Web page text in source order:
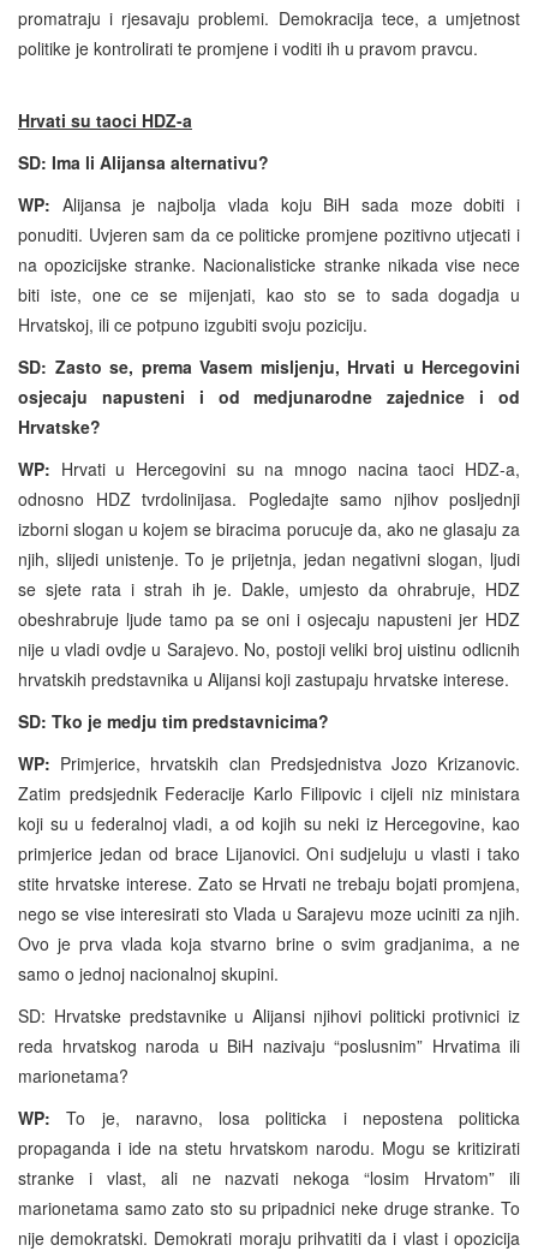
promatraju i rjesavaju problemi. Demokracija tece, a umjetnost
politike je kontrolirati te promjene i voditi ih u pravom pravcu.
Hrvati su taoci HDZ-a
SD: Ima li Alijansa alternativu?
WP: Alijansa je najbolja vlada koju BiH sada moze dobiti i
ponuditi. Uvjeren sam da ce politicke promjene pozitivno utjecati i
na opozicijske stranke. Nacionalisticke stranke nikada vise nece
biti iste, one ce se mijenjati, kao sto se to sada dogadja u
Hrvatskoj, ili ce potpuno izgubiti svoju poziciju.
SD: Zasto se, prema Vasem misljenju, Hrvati u Hercegovini
osjecaju napusteni i od medjunarodne zajednice i od
Hrvatske?
WP: Hrvati u Hercegovini su na mnogo nacina taoci HDZ-a,
odnosno HDZ tvrdolinijasa. Pogledajte samo njihov posljednji
izborni slogan u kojem se biracima porucuje da, ako ne glasaju za
njih, slijedi unistenje. To je prijetnja, jedan negativni slogan, ljudi
se sjete rata i strah ih je. Dakle, umjesto da ohrabruje, HDZ
obeshrabruje ljude tamo pa se oni i osjecaju napusteni jer HDZ
nije u vladi ovdje u Sarajevo. No, postoji veliki broj uistinu odlicnih
hrvatskih predstavnika u Alijansi koji zastupaju hrvatske interese.
SD: Tko je medju tim predstavnicima?
WP: Primjerice, hrvatskih clan Predsjednistva Jozo Krizanovic.
Zatim predsjednik Federacije Karlo Filipovic i cijeli niz ministara
koji su u federalnoj vladi, a od kojih su neki iz Hercegovine, kao
primjerice jedan od brace Lijanovici. Oni sudjeluju u vlasti i tako
stite hrvatske interese. Zato se Hrvati ne trebaju bojati promjena,
nego se vise interesirati sto Vlada u Sarajevu moze uciniti za njih.
Ovo je prva vlada koja stvarno brine o svim gradjanima, a ne
samo o jednoj nacionalnoj skupini.
SD: Hrvatske predstavnike u Alijansi njihovi politicki protivnici iz
reda hrvatskog naroda u BiH nazivaju “poslusnim” Hrvatima ili
marionetama?
WP:To je, naravno, losa politicka i nepostena politicka
propaganda i ide na stetu hrvatskom narodu. Mogu se kritizirati
stranke i vlast, ali ne nazvati nekoga “losim Hrvatom” ili
marionetama samo zato sto su pripadnici neke druge stranke. To
nije demokratski. Demokrati moraju prihvatiti da i vlast i opozicija